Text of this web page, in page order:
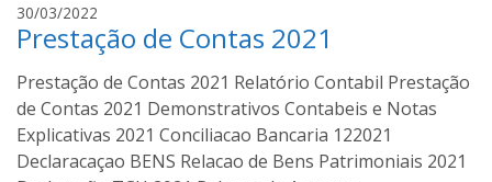
a
30/03/2022
s
c
e
m
i
r
Prestação de Contas 2021
Prestação de Contas 2021 Relatório Contabil Prestação
de Contas 2021 Demonstrativos Contabeis e Notas
Explicativas 2021 Conciliacao Bancaria 122021
Declaracaçao BENS Relacao de Bens Patrimoniais 2021